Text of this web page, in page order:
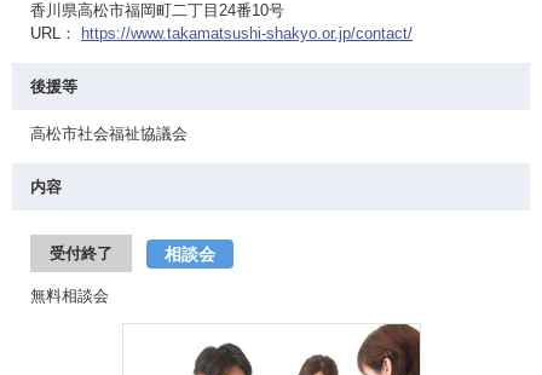
香川県高松市福岡町二丁目24番10号
URL：
https://www.takamatsushi-shakyo.or.jp/contact/
後援等
高松市社会福祉協議会
内容
受付終了 相談会
無料相談会